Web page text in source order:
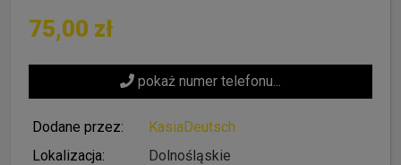
75,00 zł
pokaż numer telefonu...
Dodane przez:
KasiaDeutsch
Lokalizacja:
Dolnośląskie